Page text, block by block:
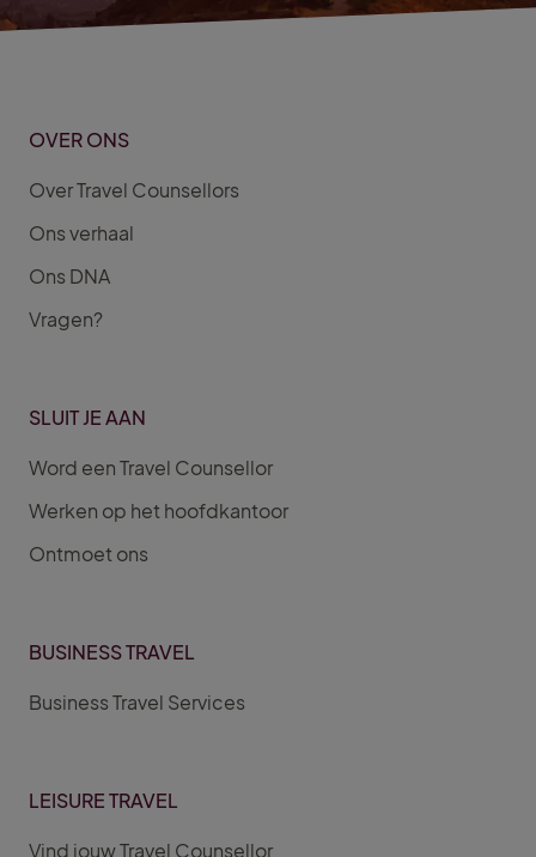
OVER ONS
Over Travel Counsellors
Ons verhaal
Ons DNA
Vragen?
SLUIT JE AAN
Word een Travel Counsellor
Werken op het hoofdkantoor
Ontmoet ons
BUSINESS TRAVEL
Business Travel Services
LEISURE TRAVEL
Vind jouw Travel Counsellor